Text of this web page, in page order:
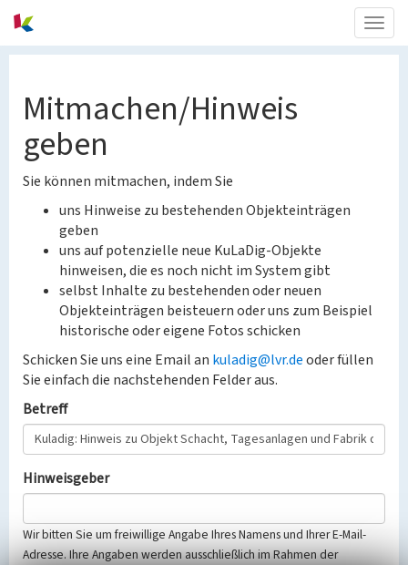
Mitmachen/Hinweis
geben
Sie können mitmachen, indem Sie
uns Hinweise zu bestehenden Objekteinträgen
geben
uns auf potenzielle neue KuLaDig-Objekte
hinweisen, die es noch nicht im System gibt
selbst Inhalte zu bestehenden oder neuen
Objekteinträgen beisteuern oder uns zum Beispiel
historische oder eigene Fotos schicken
Schicken Sie uns eine Email an kuladig@lvr.deoder füllen
Sie einfach die nachstehenden Felder aus.
Betreff
Hinweisgeber
Wir bitten Sie um freiwillige Angabe Ihres Namens und Ihrer E-Mail-
Adresse. Ihre Angaben werden ausschließlich im Rahmen der